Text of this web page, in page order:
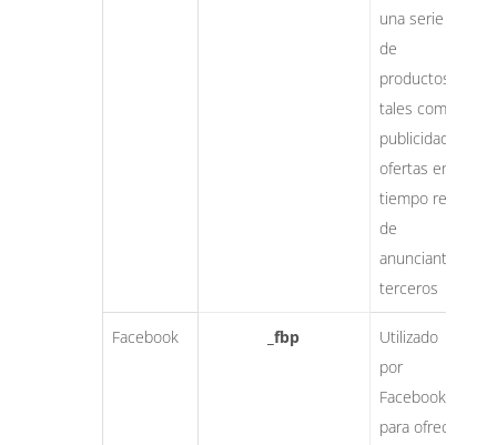
una serie
de
productos
tales como
publicidad,
ofertas en
tiempo real
de
anunciantes
terceros
Facebook _fbp
Utilizado
por
Facebook
para ofrecer